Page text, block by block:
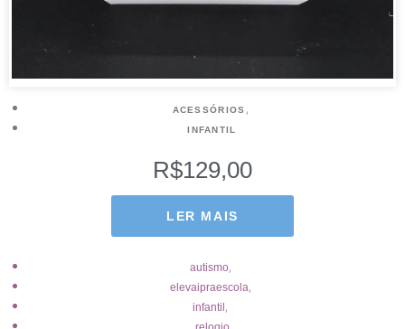
ACESSÓRIOS ,
INFANTIL
R$129,00
LER MAIS
autismo,
elevaipraescola,
infantil ,